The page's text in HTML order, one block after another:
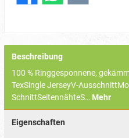
Beschreibung
100 % Ringgesponnene,
TexSingle JerseyV-
SchnittSeitennähteS… Mehr
Eigenschaften